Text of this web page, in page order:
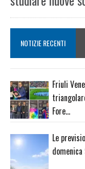
NOTIZIE RECENTI
Friuli
Fore…
Le